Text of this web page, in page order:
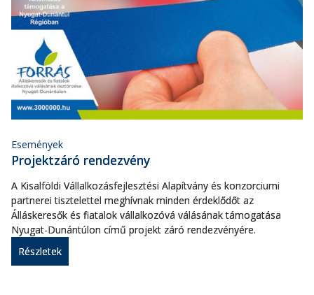
Események
Projektzáró rendezvény
A Kisalföldi Vállalkozásfejlesztési Alapítvány és konzorciumi
partnerei tisztelettel meghívnak minden érdeklődőt az
Álláskeresők és fiatalok vállalkozóvá válásának támogatása
Nyugat-Dunántúlon című projekt záró rendezvényére.
Részletek